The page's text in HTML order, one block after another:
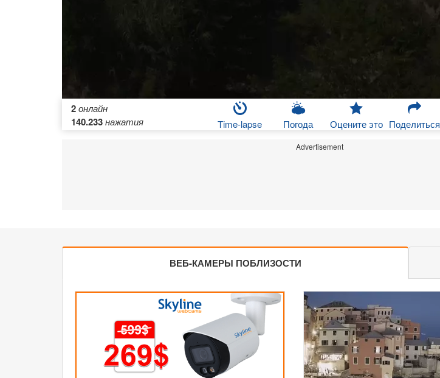
2онлайн
140.233нажатия Time-lapse Погода Оцените это Поделиться
Advertisement
ВЕБ-КАМЕРЫ ПОБЛИЗОСТИ